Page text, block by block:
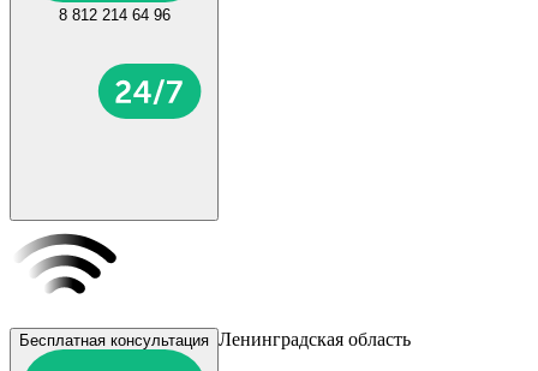
8 812 214 64 96
Бесплатная консультация Ленинградская область